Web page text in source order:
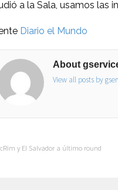
a la Sala, usamos las
Diario el Mundo
About
View all posts by
y El Salvador a último round